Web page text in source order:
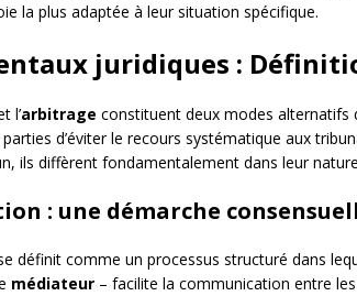
la plus adaptée à leur situation spécifique.
juridiques :
l’arbitrage constituent deux modes alternatifs
d’éviter le recours systématique aux
ils diffèrent fondamentalement dans leur
: une démarche
définit comme un processus structuré dans
médiateur – facilite la communication entre